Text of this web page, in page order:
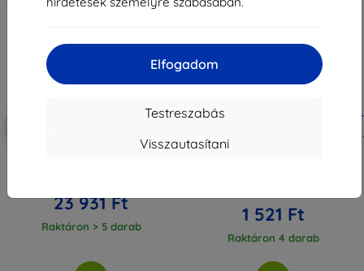
Elfogadom
Testreszabás
Visszautasítani
23 931 Ft
Raktáron > 5 darab
1 521 Ft
Raktáron 4 darab